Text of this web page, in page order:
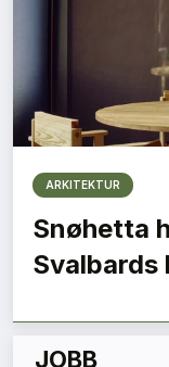
ARKITEKTUR
Snøhetta
JOBB